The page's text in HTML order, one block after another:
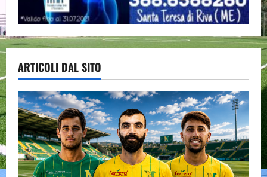
ARTICOLI DAL SITO